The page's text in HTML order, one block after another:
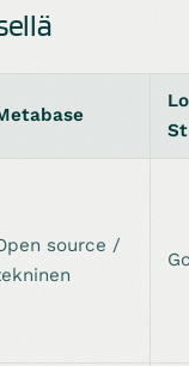
source /